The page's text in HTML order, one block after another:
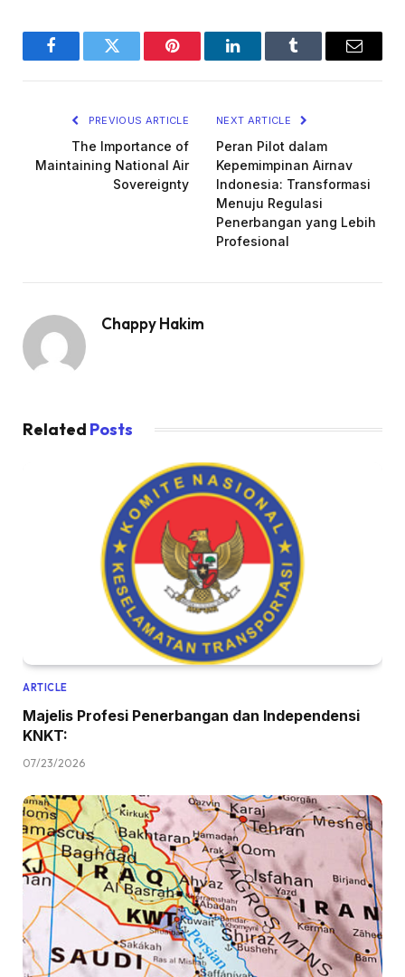
FacebookTwitter Pinterest LinkedInTumblr Email
PREVIOUS ARTICLE
The Importance of
Maintaining National Air
Sovereignty
NEXT ARTICLE
Peran Pilot dalam
Kepemimpinan Airnav
Indonesia: Transformasi
Menuju Regulasi
Penerbangan yang Lebih
Profesional
Chappy Hakim
Related Posts
ARTICLE
Majelis Profesi Penerbangan dan Independensi
KNKT:
07/23/2026